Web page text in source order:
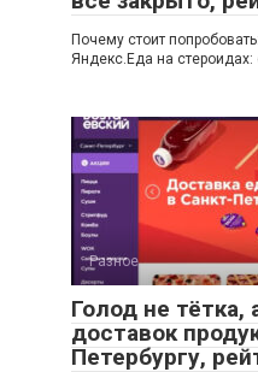
Почему стоит
Яндекс.Еда на стероидах:
Разное
Голод не тётка,
доставок
Петербургу,